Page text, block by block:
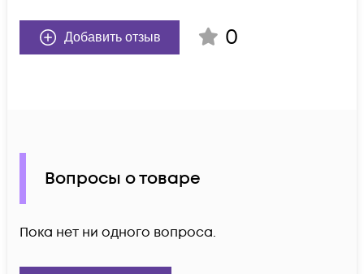
Добавить отзыв 0
Вопросы о товаре
Пока нет ни одного вопроса.